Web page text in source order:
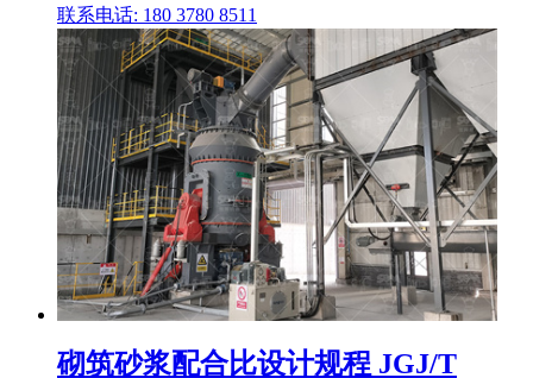
联系电话: 180 3780 8511
砌筑砂浆配合比设计规程 JGJ/T